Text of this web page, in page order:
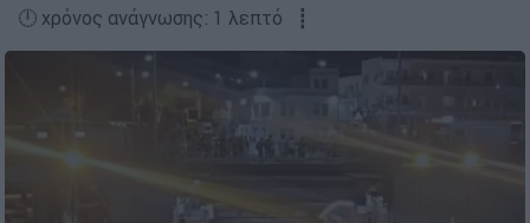
🕛 χρόνος ανάγνωσης: 1 λεπτό ┋